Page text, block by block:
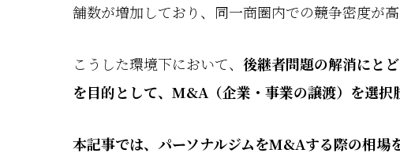
舗数が増加しており、同一商圏内での競争密度が
こうした環境下において、 後継者問題の解消にと
を目的として、M&A（企業・事業の譲渡）を選択
本記事では、パーソナルジムをM&Aする際の相場